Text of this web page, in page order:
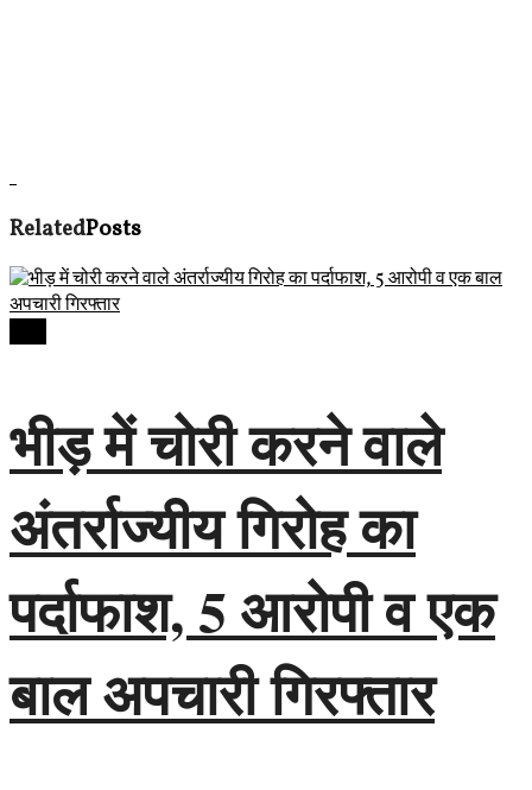
RelatedPosts
भीड़ में चोरी करने वाले
अंतर्राज्यीय गिरोह का
पर्दाफाश, 5 आरोपी व एक
बाल अपचारी गिरफ्तार